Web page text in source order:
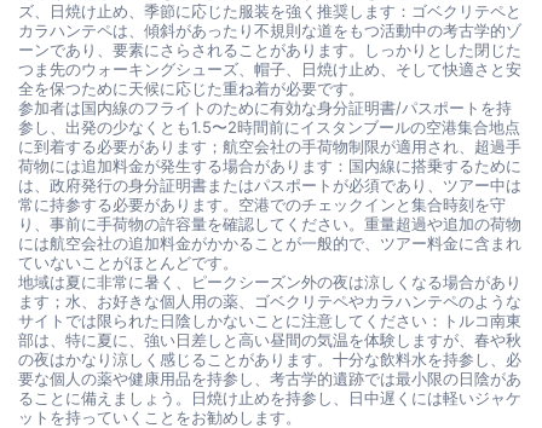
ズ、日焼け止め、季節に応じた服装を強く推奨します：ゴベクリテペと
カラハンテペは、傾斜があったり不規則な道をもつ活動中の考古学的ゾ
ーンであり、要素にさらされることがあります。しっかりとした閉じた
つま先のウォーキングシューズ、帽子、日焼け止め、そして快適さと安
全を保つために天候に応じた重ね着が必要です。
参加者は国内線のフライトのために有効な身分証明書/パスポートを持
参し、出発の少なくとも1.5〜2時間前にイスタンブールの空港集合地点
に到着する必要があります；航空会社の手荷物制限が適用され、超過手
荷物には追加料金が発生する場合があります：国内線に搭乗するために
は、政府発行の身分証明書またはパスポートが必須であり、ツアー中は
常に持参する必要があります。空港でのチェックインと集合時刻を守
り、事前に手荷物の許容量を確認してください。重量超過や追加の荷物
には航空会社の追加料金がかかることが一般的で、ツアー料金に含まれ
ていないことがほとんどです。
地域は夏に非常に暑く、ピークシーズン外の夜は涼しくなる場合があり
ます；水、お好きな個人用の薬、ゴベクリテペやカラハンテペのような
サイトでは限られた日陰しかないことに注意してください：トルコ南東
部は、特に夏に、強い日差しと高い昼間の気温を体験しますが、春や秋
の夜はかなり涼しく感じることがあります。十分な飲料水を持参し、必
要な個人の薬や健康用品を持参し、考古学的遺跡では最小限の日陰があ
ることに備えましょう。日焼け止めを持参し、日中遅くには軽いジャケ
ットを持っていくことをお勧めします。